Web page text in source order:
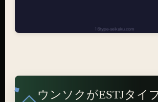
ウンソクがESTJタイ